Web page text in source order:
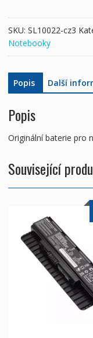
SKU: SL10022-cz3
Notebooky
Popis Další
Popis
Originální baterie pro
Související